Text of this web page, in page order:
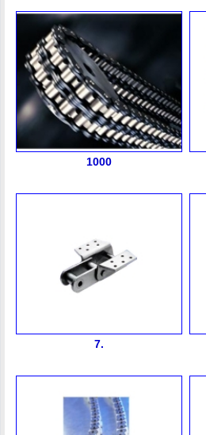
1000
7.